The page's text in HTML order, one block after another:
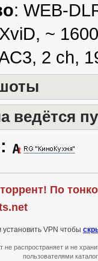
: WEB-
~
2 ch,
ведётся
:
По тонкому льду [01-04 из 04]
VPN чтобы
не распространяет и не
пользователями